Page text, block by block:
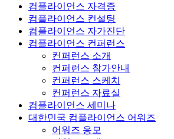
컴플라이언스 자격증
컴플라이언스 컨설팅
컴플라이언스 자가진단
컴플라이언스 컨퍼런스
컨퍼런스 소개
컨퍼런스 참가안내
컨퍼런스 스케치
컨퍼런스 자료실
컴플라이언스 세미나
대한민국 컴플라이언스 어워즈
어워즈 응모